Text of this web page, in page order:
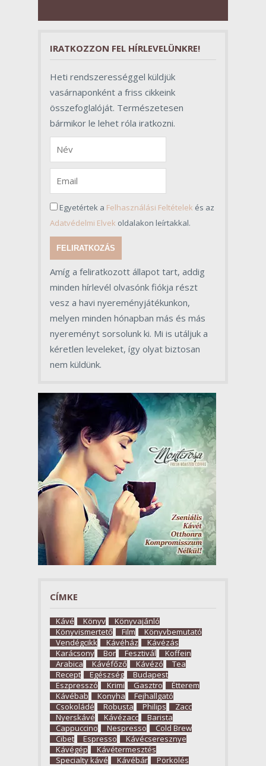
szerepet töltenek be az egész
IRATKOZZON FEL HÍRLEVELÜNKRE!
Heti rendszerességgel küldjük
vasárnaponként a friss cikkeink
összefoglalóját. Természetesen
bármikor le lehet róla iratkozni.
Egyetértek a Felhasználási Feltételek és az
Adatvédelmi Elvek oldalakon leírtakkal.
FELIRATKOZÁS
Amíg a feliratkozott állapot tart, addig
minden hírlevél olvasónk fiókja részt
vesz a havi nyereményjátékunkon,
melyen minden hónapban más és más
nyereményt sorsolunk ki. Mi is utáljuk a
kéretlen leveleket, így olyat biztosan
nem küldünk.
CÍMKE
Kávé Könyv
Könyvajánló
Könyvismertető
Film
Könyvbemutató
Vendégcikk
Kávéház
Kávézás
Karácsony
Bor Fesztivál
Koffein
Arabica
Kávéfőző Kávézó
Tea
Recept
Egészség
Budapest
Eszpresszó
Krimi Gasztro
Étterem
Kávébab
Konyha
Fejhallgató
Csokoládé
Robusta Philips
Zacc
Nyerskávé
Kávézacc
Barista
Cappuccino
Nespresso
Cold Brew
Cibet
Espresso
Kávécseresznye
Kávégép
Kávétermesztés
Specialty kávé
Kávébár Pörkölés